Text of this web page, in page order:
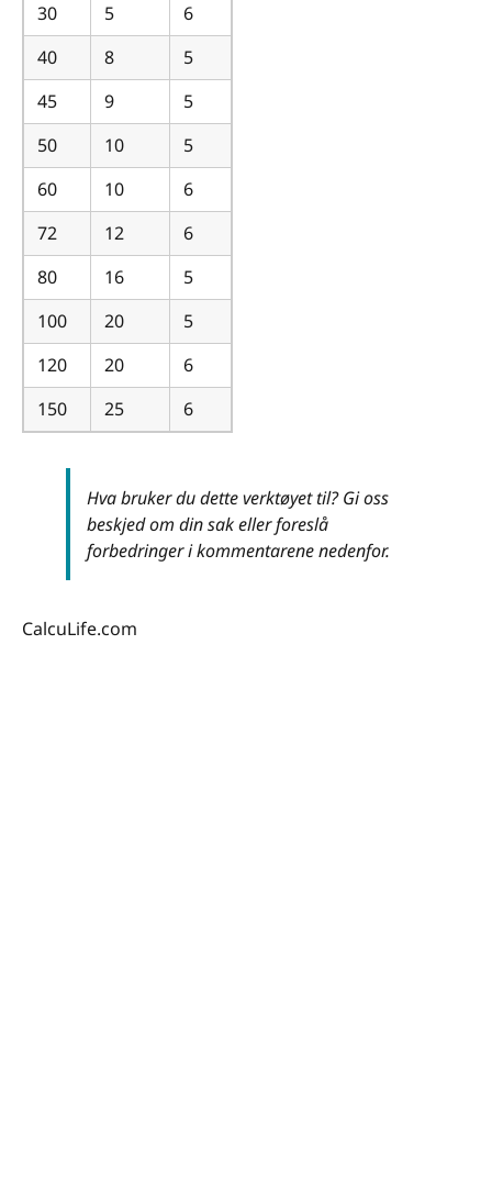
30
5
6
40
8
5
45
9
5
50
10
5
60
10
6
72
12
6
80
16
5
100
20
5
120
20
6
150
25 6
Hva bruker du dette verktøyet til? Gi oss
beskjed om din sak eller foreslå
forbedringer i kommentarene nedenfor.
CalcuLife.com